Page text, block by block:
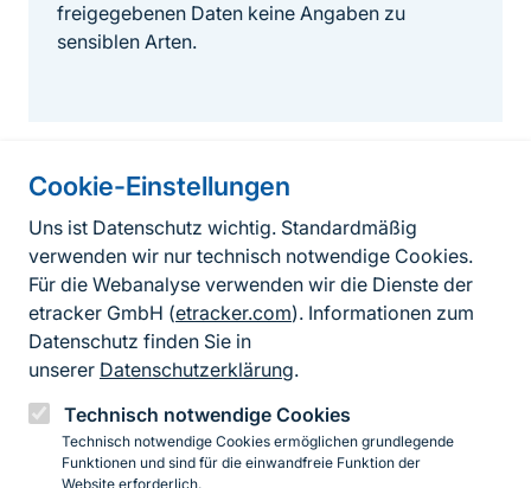
Cookie-Einstellungen
Uns ist Datenschutz wichtig. Standardmäßig
verwenden wir nur technisch notwendige Cookies.
Für die Webanalyse verwenden wir die Dienste der
etracker GmbH (etracker.com). Informationen zum
Datenschutz finden Sie in
unserer Datenschutzerklärung.
Technisch notwendige Cookies
Technisch notwendige Cookies ermöglichen grundlegende
Funktionen und sind für die einwandfreie Funktion der
Website erforderlich.
freigegebenen Daten keine Angaben zu
sensiblen Arten.
Informationen zur Seite
FußzeileKontakt zum BfN
Kontaktformular
Erklärung zur Barrierefreiheit
Impressum
Datenschutz